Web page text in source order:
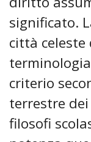
significato.
città celeste
criterio
terrestre
filosofi